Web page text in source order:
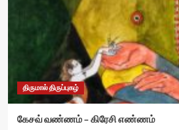
திருமால் திருப்புகழ்
கேசவ் வண்ணம் – கிரேசி எண்ணம்